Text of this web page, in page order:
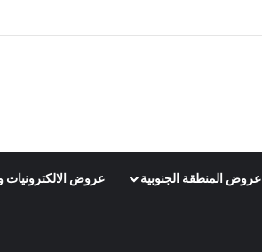
عروض المنطقة الجنوبية عروض الالكترونيات و